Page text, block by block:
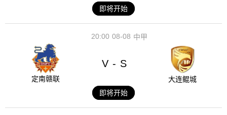
即将开始
08-08
20:00 中甲
定南赣联
V - S
大连鲲城
即将开始